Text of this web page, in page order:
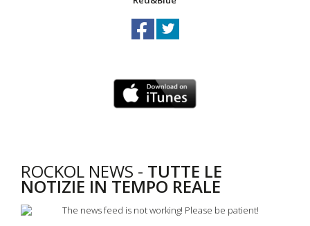
ROCKOL NEWS - TUTTE LE
NOTIZIE IN TEMPO REALE